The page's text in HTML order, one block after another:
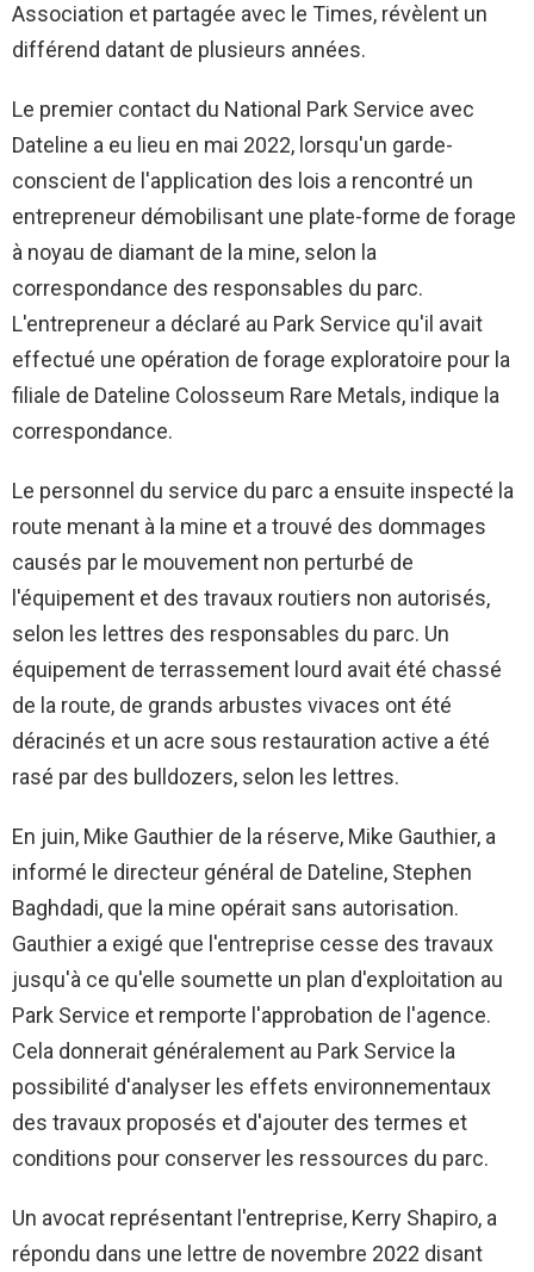
Association et partagée avec le Times, révèlent un
différend datant de plusieurs années.
Le premier contact du National Park Service avec
Dateline a eu lieu en mai 2022, lorsqu'un garde-
conscient de l'application des lois a rencontré un
entrepreneur démobilisant une plate-forme de forage
à noyau de diamant de la mine, selon la
correspondance des responsables du parc.
L'entrepreneur a déclaré au Park Service qu'il avait
effectué une opération de forage exploratoire pour la
filiale de Dateline Colosseum Rare Metals, indique la
correspondance.
Le personnel du service du parc a ensuite inspecté la
route menant à la mine et a trouvé des dommages
causés par le mouvement non perturbé de
l'équipement et des travaux routiers non autorisés,
selon les lettres des responsables du parc. Un
équipement de terrassement lourd avait été chassé
de la route, de grands arbustes vivaces ont été
déracinés et un acre sous restauration active a été
rasé par des bulldozers, selon les lettres.
En juin, Mike Gauthier de la réserve, Mike Gauthier, a
informé le directeur général de Dateline, Stephen
Baghdadi, que la mine opérait sans autorisation.
Gauthier a exigé que l'entreprise cesse des travaux
jusqu'à ce qu'elle soumette un plan d'exploitation au
Park Service et remporte l'approbation de l'agence.
Cela donnerait généralement au Park Service la
possibilité d'analyser les effets environnementaux
des travaux proposés et d'ajouter des termes et
conditions pour conserver les ressources du parc.
Un avocat représentant l'entreprise, Kerry Shapiro, a
répondu dans une lettre de novembre 2022 disant